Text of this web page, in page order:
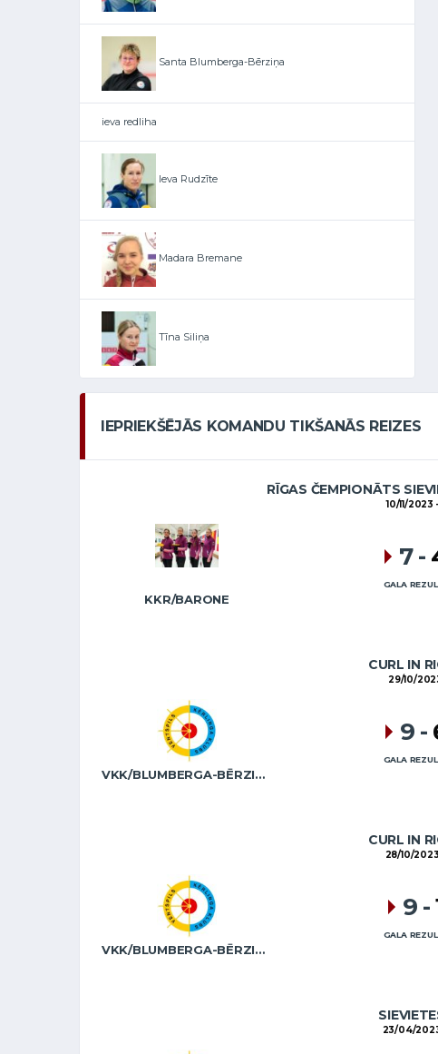
Santa Blumberga-Bērziņa
ieva redliha
Ieva Rudzīte
Madara Bremane
Tīna Siliņa
IEPRIEKŠĒJĀS KOMANDU TIKŠANĀS REIZES
RĪGAS ČEMPIONĀTS
10/11/2023
KKR/BARONE
7-
GALA
CURL IN
29/10/
VKK/BLUMBERGA-BĒRZIŅA
9 -
GALA
CURL IN
28/10/2023
VKK/BLUMBERGA-BĒRZIŅA
9 -
GALA
23/04/